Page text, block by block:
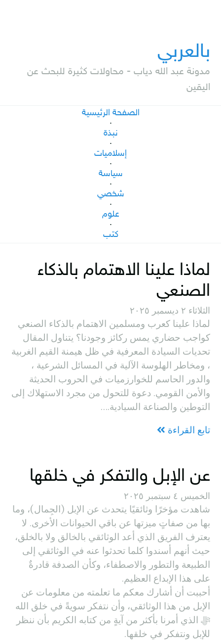
بالعربي
مدونة عبد الله دياب - محاولات كثيرة للبحث عن
اليقين
الصفحة الرئيسية
·
نبذة
·
إسلاميات
·
سياسة
·
شخصي
·
علوم
·
كتب
لماذا علينا الاهتمام بالذكاء
الصنعي
الثلاثاء ٢ ديسمبر ٢٠٢٥
لماذا علينا كعرب ومسلمين الاهتمام بالذكاء الصنعي
كواجب حضاري يمس ركائز وجودنا؟ يتناول المقال
تحديات السيادة المعرفية في ظل هيمنة القيم الغربية
، ومخاطر الهلوسة الآلية في المسائل الشرعية ،
والدور الحاسم للخوارزميات في الحروب الحديثة
والأمن القومي. دعوة للتحول من مجرد الاستهلاك إلى
التوطين والصناعة السيادية.…
تابع القراءة
عن الإبل والتفكر في خلقها
الخميس ٤ سبتمبر ٢٠٢٥
شاهدت مؤخرًا وثائقيًا يتحدث عن الإبل (الجِمال)، وما
بها من صفاتٍ ميزتها عن باقي الحيوانات الأخرى. لا
يعترف الفريق الذي أعد الوثائقي بالخالق ولا بالخلق،
حيث أنهم أسندوا كلما تحدثوا عنه في الوثائقي إلى
الطبيعة والتطور والاصطفاء، وكأن الصدفة قادرةٌ
على هذا الإبداع العظيم.
أحببت أن أشارك معكم ما تعلمته من معلومات عن
الإبل من هذا الوثائقي، وأن نتفكر سويةً في خلق الله
ﷻ الذي أمرنا بأكثر من آيةٍ من كتابه الكريم بأن ننظر
للإبل ونتفكر في خلقها.